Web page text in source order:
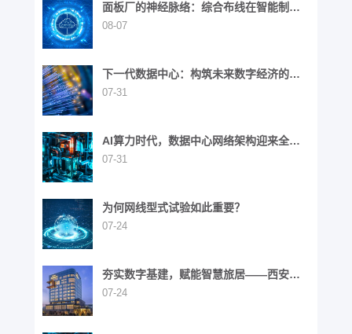
面板厂的神经脉络：综合布线在智能制造
中的战略价值
08-07
下一代数据中心：构筑未来数字经济的基
石
07-31
AI算力时代，数据中心网络架构迎来全面
演进
07-31
为何网线型式试验如此重要？
07-24
夯实数字基建，赋能智慧旅居——西安高
新区英迪格酒店
07-24